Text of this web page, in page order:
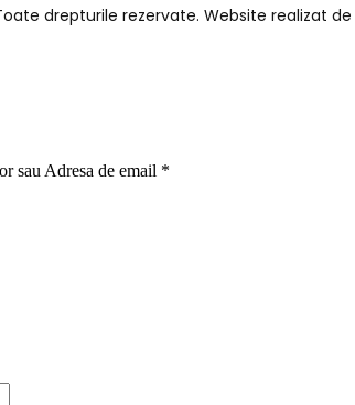
drepturile rezervate. Website realizat de
sau Adresa de email *